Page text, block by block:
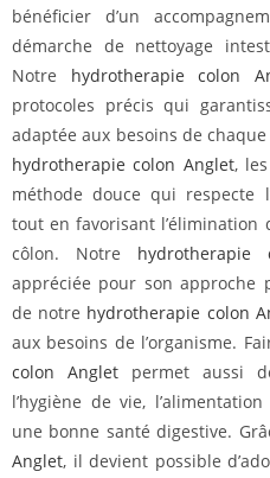
bénéficier d’un
démarche de nettoyage
Notre hydrotherapie colon
protocoles précis qui
adaptée aux besoins de
hydrotherapie colon Anglet,
méthode douce qui respecte
tout en favorisant l’élimination
côlon. Notre hydrotherapie
appréciée pour son approche
de notre hydrotherapie colon
aux besoins de l’organisme.
colon Anglet permet aussi
l’hygiène de vie,
une bonne santé digestive.
Anglet, il devient possible